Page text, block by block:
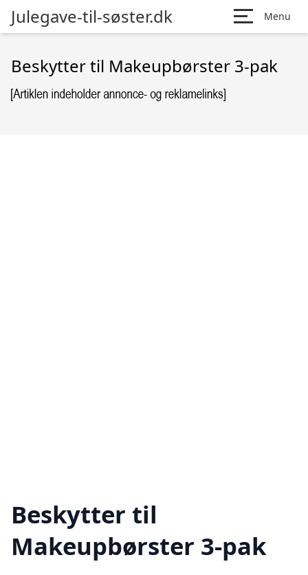
Julegave-til-søster.dk Menu
Beskytter til Makeupbørster 3-pak
Beskytter til
Makeupbørster 3-pak